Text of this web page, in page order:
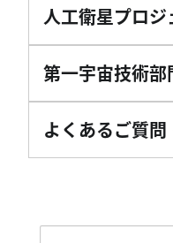
人工衛星プロジ
第一宇宙技術部
よくあるご質